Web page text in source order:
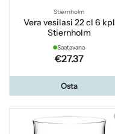
Stiernholm
Vera vesilasi 22 cl 6 kpl
Stiernholm
Saatavana
€27.37
Osta